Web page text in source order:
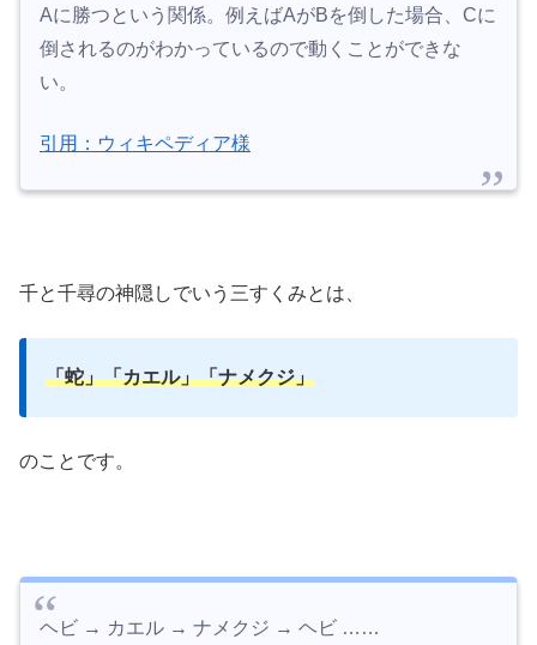
Aに勝つという関係。例えばAがBを倒した場合、Cに
倒されるのがわかっているので動くことができな
い。
引用：ウィキペディア様
千と千尋の神隠しでいう三すくみとは、
「蛇」「カエル」「ナメクジ」
のことです。
ヘビ → カエル → ナメクジ → ヘビ ……